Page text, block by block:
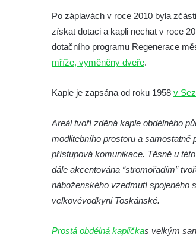
Poutní areál Římov
Kostel svatého Ducha v poutním
Římov
Křížová cesta Římov – XXV. kaple –
Křížová cesta Římov – XXIV. kaple
Křížová cesta Římov – XXII. kaple
Cyrénský pomáhá Ježíši nést kříž
Křížová cesta Římov – XXI. kaple –
Popravní brána
Veronika potkává Ježíše a utírá mu
Po záplavách v roce 2010 byla
získat dotaci a kapli nechat v roce
dotačního programu Regenerace
mříže, vyměněny dveře.
Kaple je zapsána od roku 1958 v
Areál tvoří zděná kaple obdélného
modlitebního prostoru a
přístupová komunikace. Těsně u
dále akcentována “stromořadím”
náboženského vzedmutí spojeného
velkovévodkyni Toskánské.
Prostá obdélná kapličkas velkým